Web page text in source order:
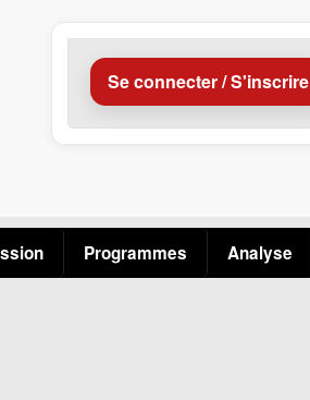
Se connecter / S'inscrire
Programmes Analyse